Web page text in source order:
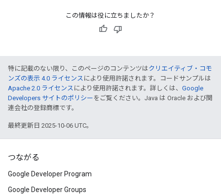
この情報は役に立ちましたか？
特に記載のない限り、このページのコンテンツはクリエイティブ・コモ
ンズの表示 4.0 ライセンス により使用許諾されます。コードサンプルは
Apache 2.0 ライセンス により使用許諾されます。詳しくは、 Google
Developers サイトのポリシー をご覧ください。Java は Oracle および関
連会社の登録商標です。
最終更新日 2025-10-06 UTC。
つながる
Google Developer Program
Google Developer Groups